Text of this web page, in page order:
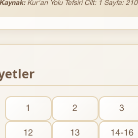
Kaynak: Kur'an Yolu Tefsiri Cilt: 1 Sayfa: 210
1 2 3
12 13 14-16